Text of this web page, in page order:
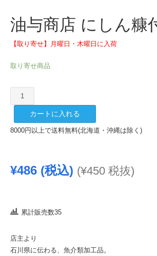
油与商店 にしん糠
【取り寄せ】月曜日・木曜日に入荷
取り寄せ商品
与
店
糠
2
個
カートに入れる
8000円以上で送料無料(北海道・沖縄は除く)
¥486 (税込) (¥450 税抜)
累計販売数35
店主より
石川県に伝わる、魚介類加工品。